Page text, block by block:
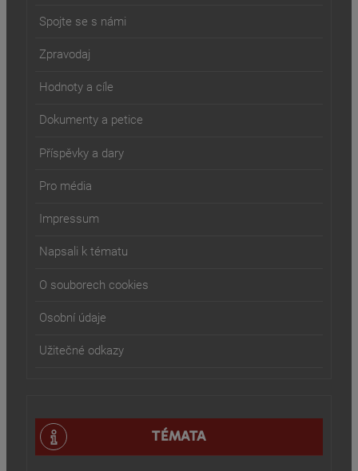
Spojte se s námi
Zpravodaj
Hodnoty a cíle
Dokumenty a petice
Příspěvky a dary
Pro média
Impressum
Napsali k tématu
O souborech cookies
Osobní údaje
Užitečné odkazy
TÉMATA